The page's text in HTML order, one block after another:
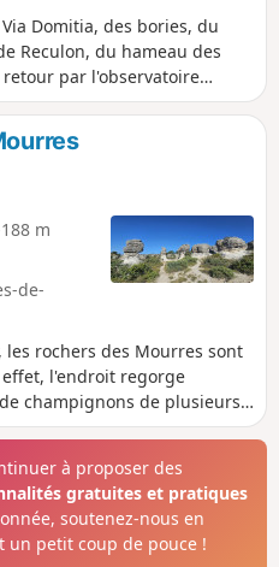
Domitia, des bories, du
Reculon, du hameau des
par l'observatoire
m
de-
les rochers des Mourres sont
l'endroit regorge
champignons de plusieurs
signifie « museau » en
à proposer des
gratuites et pratiques
soutenez-nous en
un petit coup de pouce !